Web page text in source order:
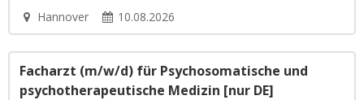
Hannover
10.08.2026
Facharzt (m/w/d) für Psychosomatische und
psychotherapeutische Medizin [nur DE]